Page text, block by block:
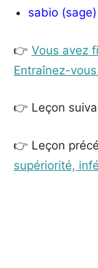
sabio
👉 Vous avez
Entraînez-
👉 Leçon
👉 Leçon
supériorité,